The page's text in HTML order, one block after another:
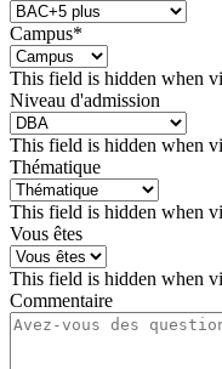
Campus*
This field is hidden when
Niveau d'admission
This field is hidden when
Thématique
This field is hidden when
Vous êtes
This field is hidden when
Commentaire